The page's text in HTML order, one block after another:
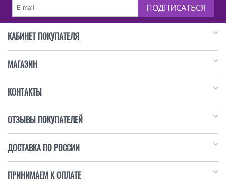
ПОДПИСАТЬСЯ
КАБИНЕТ ПОКУПАТЕЛЯ
МАГАЗИН
КОНТАКТЫ
ОТЗЫВЫ ПОКУПАТЕЛЕЙ
ДОСТАВКА ПО РОССИИ
ПРИНИМАЕМ К ОПЛАТЕ